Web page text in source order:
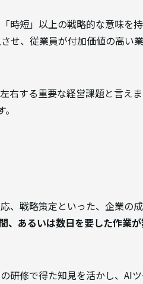
時短」以上の戦略的な意味を
せ、従業員が付加価値の高い
右する重要な経営課題と言え
、戦略策定といった、企業の
、あるいは数日を要した作業
研修で得た知見を活かし、AI